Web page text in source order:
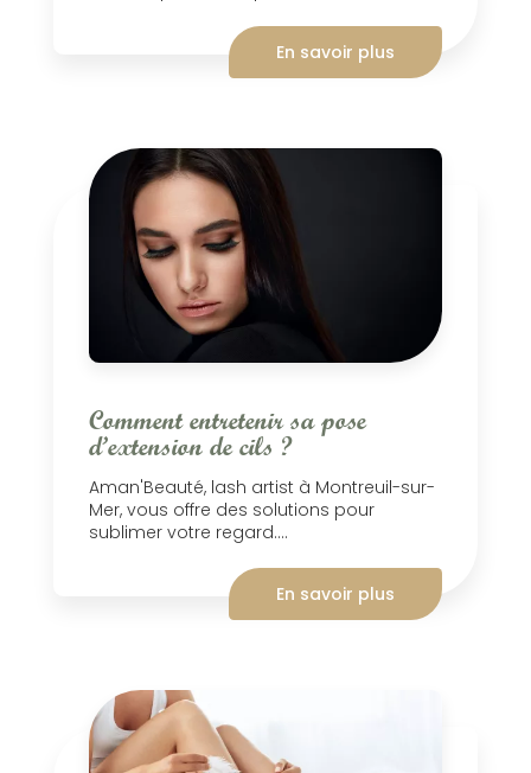
En savoir plus
Comment entretenir sa pose
d’extension de cils ?
Aman'Beauté, lash artist à Montreuil-sur-
Mer, vous offre des solutions pour
sublimer votre regard....
En savoir plus